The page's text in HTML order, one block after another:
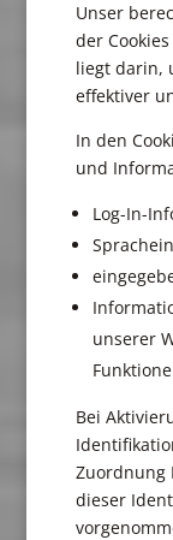
Unser
der Cookies
liegt darin,
effektiver
In den
und
Log-In-
unserer
Bei
Zuordnung
dieser